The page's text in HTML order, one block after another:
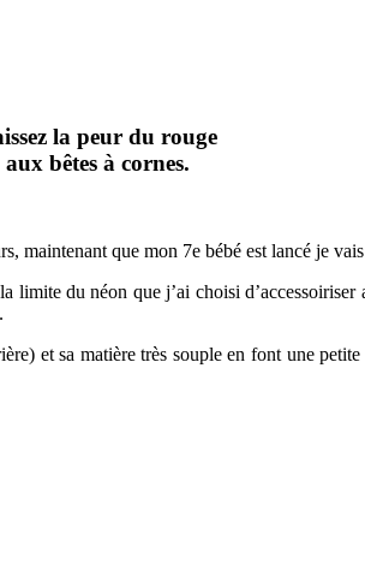
la peur du rouge
aux bêtes à cornes.
maintenant que mon 7e bébé est lancé je
du néon que j’ai choisi
et sa matière très souple en font une